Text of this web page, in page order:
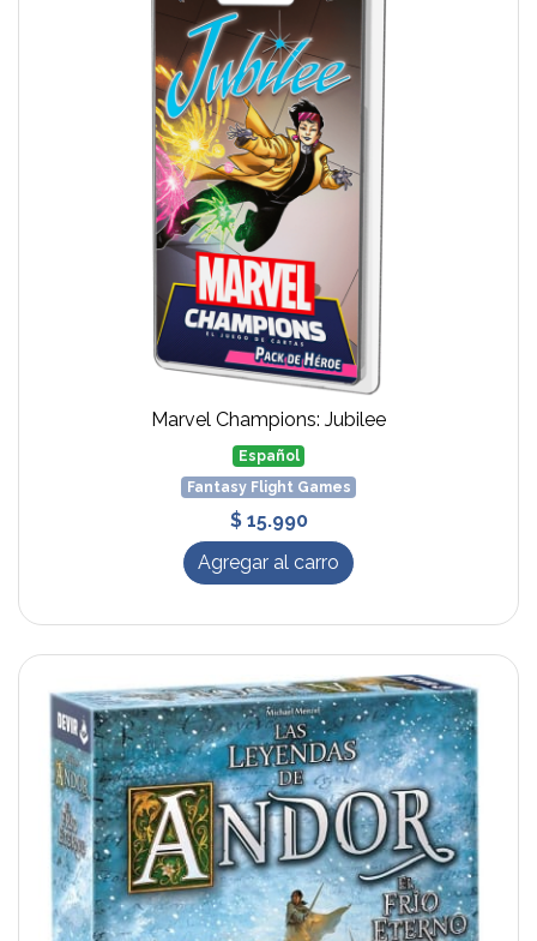
Marvel Champions: Jubilee
Español
Fantasy Flight Games
$ 15.990
Agregar al carro